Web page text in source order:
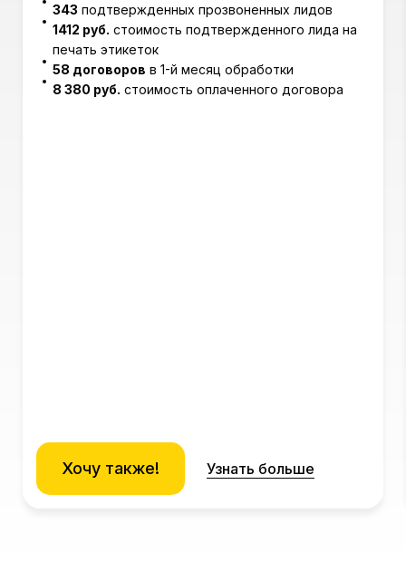
343 подтвержденных прозвоненных лидов
1412 руб. стоимость подтвержденного лида на
печать этикеток
58 договоров в 1-й месяц обработки
8 380 руб. стоимость оплаченного договора
Хочу также! Узнать больше